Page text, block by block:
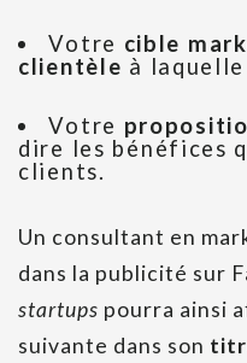
Votre cible
clientèle à laquelle
Votre
dire les bénéfices
clients.
Un consultant en
dans la publicité sur
startups pourra ainsi
suivante dans son